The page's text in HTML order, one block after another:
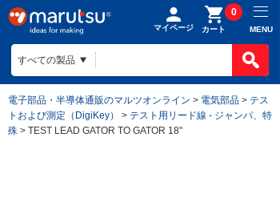
マイページ カート
0
MENU
電子部品・半導体通販のマルツオンライン > 電気部品 > テス
トおよび測定（DigiKey）
> テスト用リード線 - ジャンパ、特
殊 > TEST LEAD GATOR TO GATOR 18"